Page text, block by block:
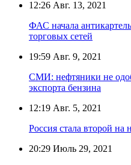
12:26 Авг. 13, 2021
ФАС начала
торговых сетей
19:59 Авг. 9, 2021
СМИ: нефтяники не
экспорта бензина
12:19 Авг. 5, 2021
Россия стала второй
20:29 Июль 29, 2021